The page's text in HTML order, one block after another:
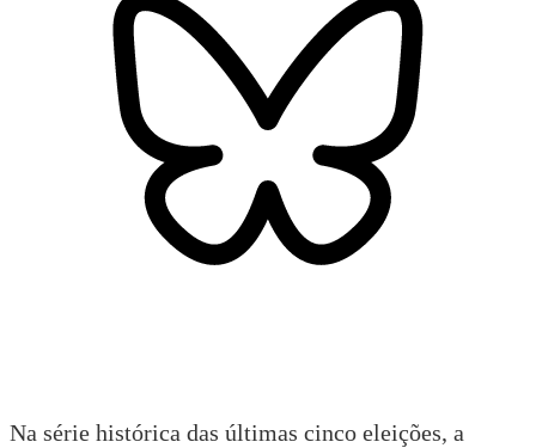
Na série histórica das últimas cinco eleições, a